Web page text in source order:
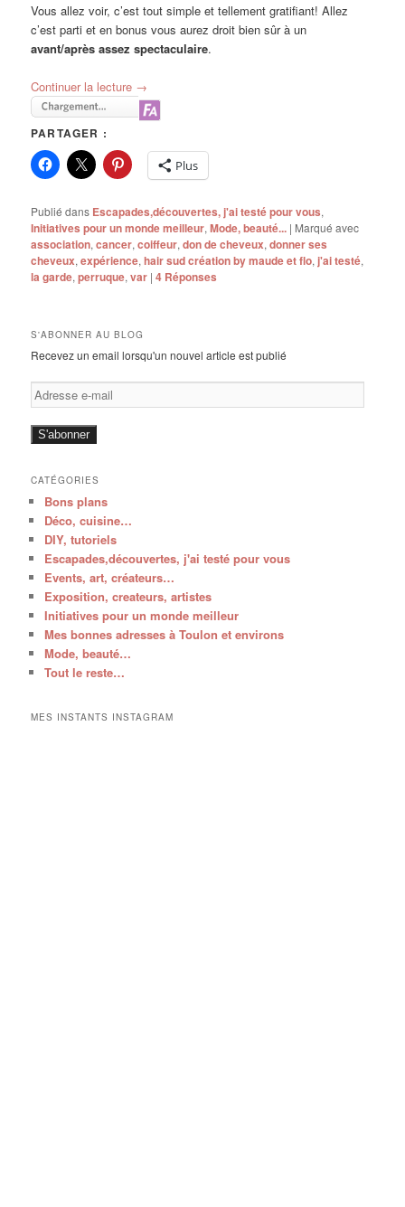
Vous allez voir, c’est tout simple et tellement gratifiant! Allez
c’est parti et en bonus vous aurez droit bien sûr à un
avant/après assez spectaculaire.
Continuer la lecture →
PARTAGER :
Plus
Publié dans Escapades,découvertes, j'ai testé pour vous,
Initiatives pour un monde meilleur,Mode, beauté... | Marqué avec
association,cancer,coiffeur,don de cheveux,donner ses
cheveux,expérience,hair sud création by maude et flo,j'ai testé,
la garde,perruque,var |4 Réponses
S'ABONNER AU BLOG
Recevez un email lorsqu'un nouvel article est publié
Adresse
e-
mail
S'abonner
CATÉGORIES
Bons plans
Déco, cuisine…
DIY, tutoriels
Escapades,découvertes, j'ai testé pour vous
Events, art, créateurs…
Exposition, createurs, artistes
Initiatives pour un monde meilleur
Mes bonnes adresses à Toulon et environs
Mode, beauté…
Tout le reste…
MES INSTANTS INSTAGRAM